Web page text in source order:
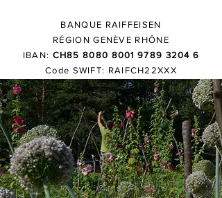
BANQUE RAIFFEISEN
RÉGION GENÈVE RHÔNE
IBAN: CH85 8080 8001 9789 3204 6
Code SWIFT: RAIFCH22XXX